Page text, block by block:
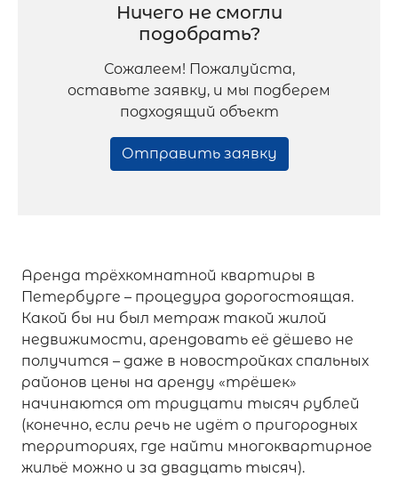
Ничего не смогли
подобрать?
Сожалеем! Пожалуйста,
оставьте заявку, и мы подберем
подходящий объект
Отправить заявку
Аренда трёхкомнатной квартиры в
Петербурге – процедура дорогостоящая.
Какой бы ни был метраж такой жилой
недвижимости, арендовать её дёшево не
получится – даже в новостройках спальных
районов цены на аренду «трёшек»
начинаются от тридцати тысяч рублей
(конечно, если речь не идёт о пригородных
территориях, где найти многоквартирное
жильё можно и за двадцать тысяч).